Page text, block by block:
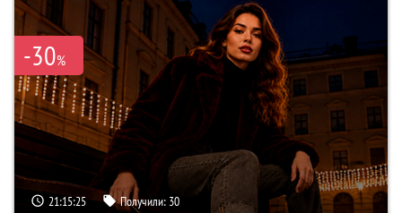
-30%
21:15:24 Получили: 30